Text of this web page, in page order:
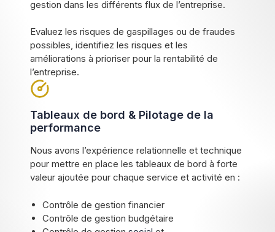
gestion dans les différents flux de l’entreprise.
Evaluez les risques de gaspillages ou de fraudes
possibles, identifiez les risques et les
améliorations à prioriser pour la rentabilité de
l’entreprise.
Tableaux de bord & Pilotage de la
performance
Nous avons l’expérience relationnelle et technique
pour mettre en place les tableaux de bord à forte
valeur ajoutée pour chaque service et activité en :
Contrôle de gestion financier
Contrôle de gestion budgétaire